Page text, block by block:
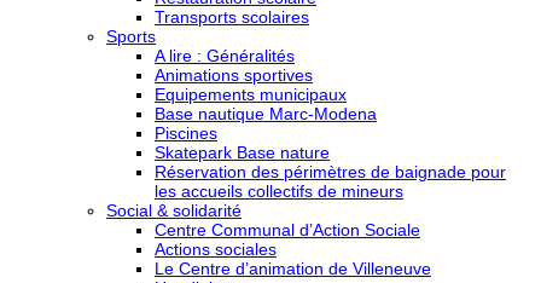
Transports scolaires
Sports
A lire : Généralités
Animations sportives
Equipements municipaux
Base nautique Marc-Modena
Piscines
Skatepark Base nature
Réservation des périmètres de baignade pour
les accueils collectifs de mineurs
Social & solidarité
Centre Communal d’Action Sociale
Actions sociales
Le Centre d’animation de Villeneuve